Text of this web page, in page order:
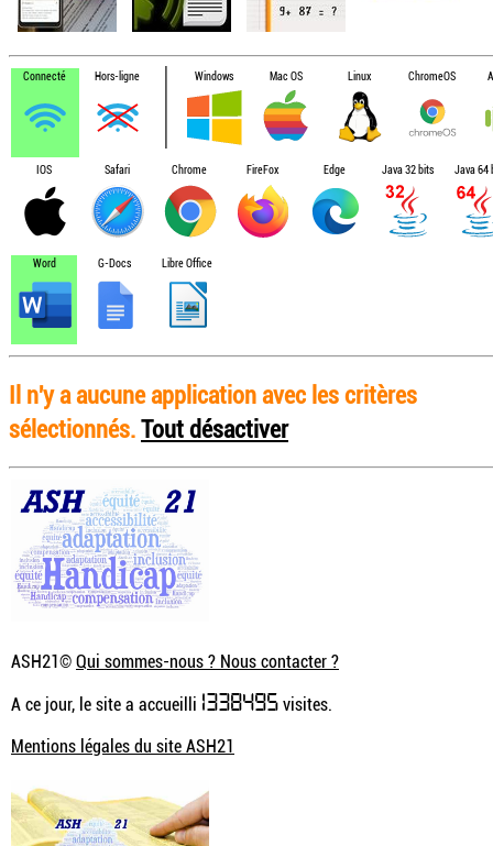
Connecté Hors-ligne Windows Mac OS Linux ChromeOS
IOS Safari Chrome FireFox Edge Java 32 bits Java 64
Word G-Docs Libre Office
Il n'y a aucune application avec les critères
sélectionnés.Tout désactiver
ASH21©Qui sommes-nous ? Nous contacter ?
A ce jour, le site a accueilli 1338495visites.
Mentions légales du site ASH21